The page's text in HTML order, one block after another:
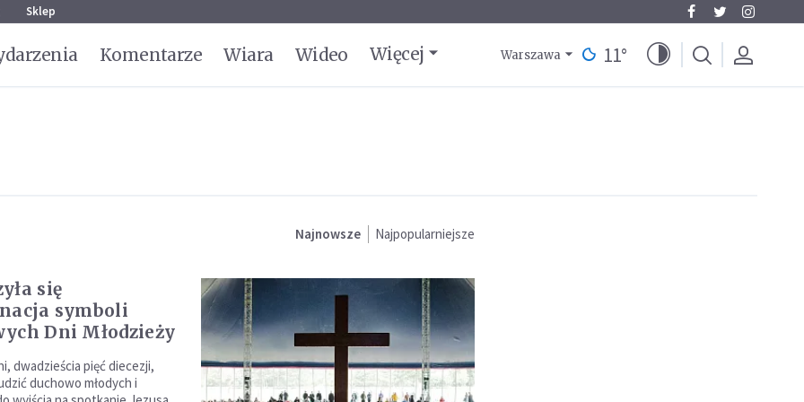
Sklep
Komentarze Wiara Wideo Więcej Warszawa 11°
Najnowsze Najpopularniejsze
się
symboli
Dni Młodzieży
dwadzieścia pięć diecezji,
duchowo młodych i